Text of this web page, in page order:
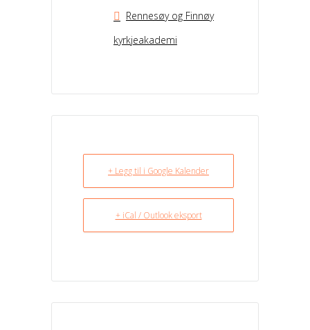
Rennesøy og Finnøy
kyrkjeakademi
+ Legg til i Google Kalender
+ iCal / Outlook eksport